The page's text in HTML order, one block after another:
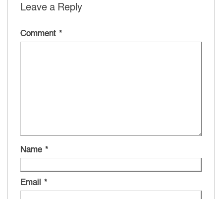
Leave a Reply
Comment *
Name *
Email *